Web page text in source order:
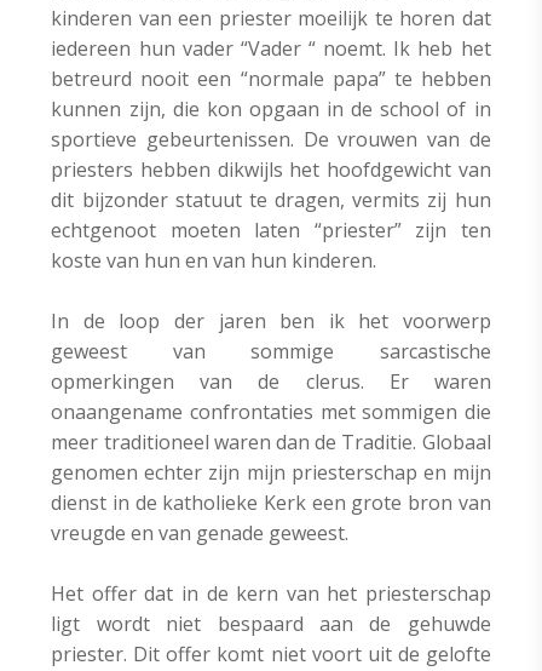
kinderen van een priester moeilijk te horen dat
iedereen hun vader “Vader “ noemt. Ik heb het
betreurd nooit een “normale papa” te hebben
kunnen zijn, die kon opgaan in de school of in
sportieve gebeurtenissen. De vrouwen van de
priesters hebben dikwijls het hoofdgewicht van
dit bijzonder statuut te dragen, vermits zij hun
echtgenoot moeten laten “priester” zijn ten
koste van hun en van hun kinderen.
In de loop der jaren ben ik het voorwerp
geweest van sommige sarcastische
opmerkingen van de clerus. Er waren
onaangename confrontaties met sommigen die
meer traditioneel waren dan de Traditie. Globaal
genomen echter zijn mijn priesterschap en mijn
dienst in de katholieke Kerk een grote bron van
vreugde en van genade geweest.
Het offer dat in de kern van het priesterschap
ligt wordt niet bespaard aan de gehuwde
priester. Dit offer komt niet voort uit de gelofte